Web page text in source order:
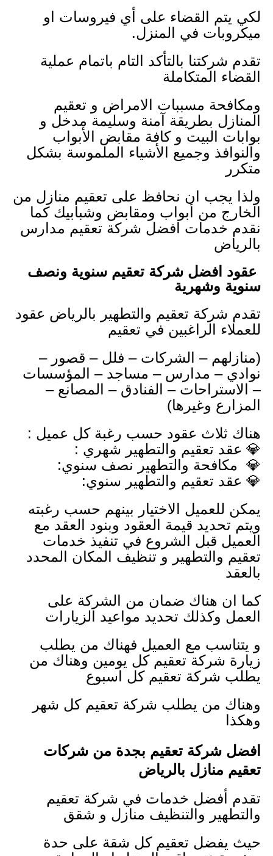
لكي يتم القضاء على أي فيروسات او
ميكروبات في المنزل.
تقدم شركتنا بالتأكد التام باتمام عملية
القضاء المتكاملة
ومكافحة مسببات الامراض و تعقيم
المنازل بطريقة آمنة وسليمة مدخل و
بوابات البيت و كافة مقابض الأبواب
والنوافذ وجميع الأشياء الملموسة بشكل
متكرر
ولذا يجب ان نحافظ على تعقيم منازل من
الخارج من أبواب ومقابض وشبابيك كما
نقدم خدمات افضل شركة تعقيم مدارس
بالرياض
عقود افضل شركة تعقيم سنوية ونصف
سنوية وشهرية
تقدم شركة تعقيم والتطهير بالرياض عقود
للعملاء الراغبين في تعقيم
(منازلهم – الشركات – فلل – قصور –
نوادي – مدارس – مساجد – المؤسسات
– الاستراحات – الفنادق – المصانع –
المزارع وغيرها)
هناك ثلاث عقود حسب رغبة كل عميل :
💎 عقد تعقيم والتطهير شهري :
💎 مكافحة والتطهير نصف سنوي:
💎 عقد تعقيم والتطهير سنوي:
يمكن للعميل الاختيار بينهم حسب رغبته
ويتم تحديد قيمة العقود وبنود العقد مع
العميل قبل الشروع في تنفيذ خدمات
تعقيم والتطهير و تنظيف المكان المحدد
بالعقد
كما ان هناك ضمان من الشركة على
العمل وكذلك تحديد مواعيد الزيارات
و يتناسب مع العميل فهناك من يطلب
زيارة شركة تعقيم كل يومين وهناك من
يطلب شركة تعقيم كل اسبوع
وهناك من يطلب شركة تعقيم كل شهر
وهكذا
افضل شركة تعقيم بجدة من شركات
تعقيم منازل بالرياض
تقدم أفضل خدمات في شركة تعقيم
والتطهير والتنظيف منازل و شقق
حيث يفضل تعقيم كل شقة على حدة